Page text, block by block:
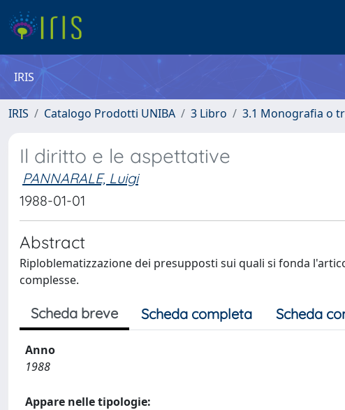
IRIS
IRIS Catalogo Prodotti UNIBA 3 Libro 3.1 Monografia o
Il diritto e le aspettative
PANNARALE, Luigi
1988-01-01
Abstract
Riploblematizzazione dei presupposti sui quali si fonda
complesse.
Scheda breve Scheda completa Scheda
Anno
1988
Appare nelle tipologie: